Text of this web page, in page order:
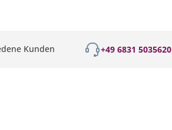
Kunden +49 6831 5035620